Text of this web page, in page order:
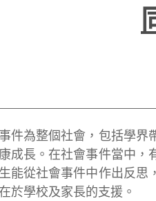
為整個社會，包括學界
成長。在社會事件當中
能從社會事件中作出反
於學校及家長的支援。